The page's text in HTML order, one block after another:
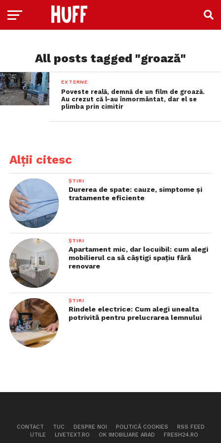
All posts tagged "groază"
EXTERNE
Poveste reală, demnă de un film de groază.
Au crezut că l-au înmormântat, dar el se
plimba prin cimitir
Alții citesc
ȘTIRI
Durerea de spate: cauze, simptome și
tratamente eficiente
ȘTIRI
Apartament mic, dar locuibil: cum alegi
mobilierul ca să câștigi spațiu fără
renovare
ȘTIRI
Rindele electrice: Cum alegi unealta
potrivită pentru prelucrarea lemnului
CONTACT TUC DESPRE NOI POLITICĂ COOKIES
RSS FEED
UTILE
LIVETEXT.RO OK IMOBILIARE ARAD FRESH24.RO